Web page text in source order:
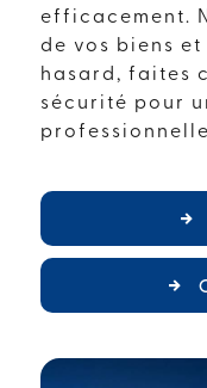
efficacement.
de vos biens
hasard, faites
sécurité pour